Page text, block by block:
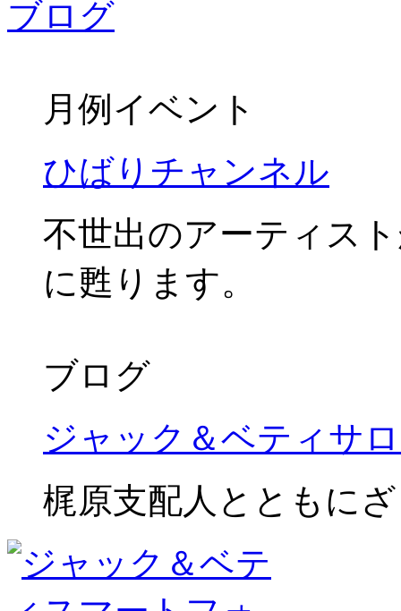
月例イベント
ひばりチャンネル
不世出のアーティス
に甦ります。
ブログ
ジャック＆ベティサ
梶原支配人とともに